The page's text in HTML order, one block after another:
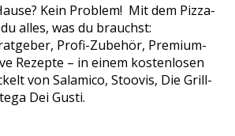
Kein Problem! Mit dem Pizza-
alles, was du brauchst:
Profi-Zubehör, Premium-
Rezepte – in einem kostenlosen
von Salamico, Stoovis, Die Grill-
Dei Gusti.